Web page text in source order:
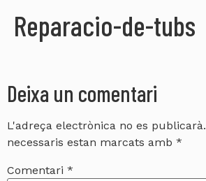
Reparacio-de-tubs
Deixa un comentari
L'adreça electrònica no es publicarà.
necessaris estan marcats amb *
Comentari *